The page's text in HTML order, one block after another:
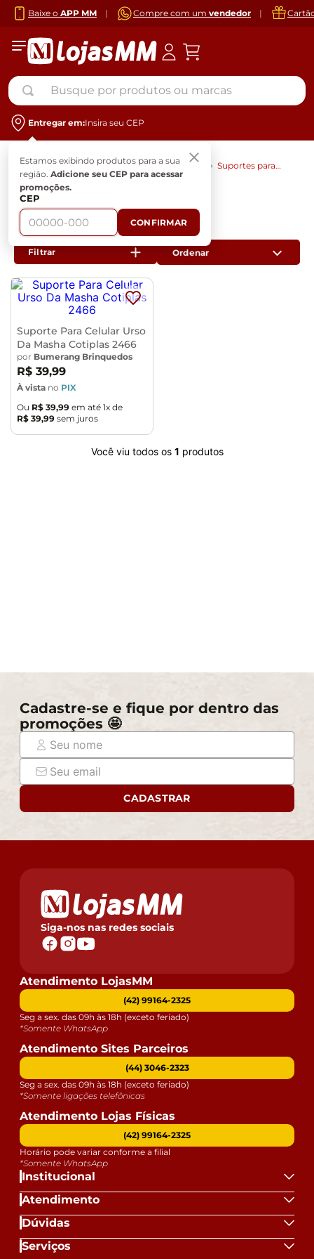
Baixe o APP MM | Compre com um vendedor |
Busque por produtos ou marcas
Entregar em:Insira seu CEP
Estamos exibindo produtos para a sua
região. Adicione seu CEP para acessar
promoções.
CEP
CONFIRMAR
Informática
Tablets e
Acessórios
Suportes para
Suportes para Tablets
1Produto
Filtrar
Suporte Para Celular Urso
Da Masha Cotiplas 2466
por Bumerang Brinquedos
R$ 39,99
À vista no PIX
Ou R$ 39,99 em até 1x de
R$ 39,99 sem juros
Você viu todos os 1 produtos
Cadastre-se e fique por dentro das
promoções 🤩
CADASTRAR
Siga-nos nas redes sociais
Institucional
Atendimento
Dúvidas
Serviços
Atendimento LojasMM
(42) 99164-2325
Seg a sex. das 09h às 18h (exceto feriado)
*Somente WhatsApp
Atendimento Sites Parceiros
(44) 3046-2323
Seg a sex. das 09h às 18h (exceto feriado)
*Somente ligações telefônicas
Atendimento Lojas Físicas
(42) 99164-2325
Horário pode variar conforme a filial
*Somente WhatsApp